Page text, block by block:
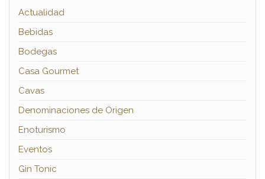
Actualidad
Bebidas
Bodegas
Casa Gourmet
Cavas
Denominaciones de Origen
Enoturismo
Eventos
Gin Tonic